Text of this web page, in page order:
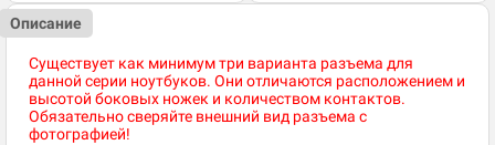
Описание
Существует как минимум три варианта разъема для
данной серии ноутбуков. Они отличаются расположением и
высотой боковых ножек и количеством контактов.
Обязательно сверяйте внешний вид разъема с
фотографией!